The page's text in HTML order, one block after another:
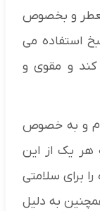
معطر و بخصوص
استفاده می
و مقوی و
و به خصوص
هر یک از این
برای سلامتی
به دلیل